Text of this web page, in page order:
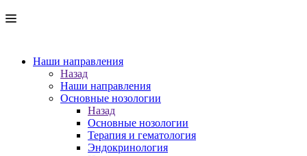
Наши направления
Назад
Наши направления
Основные нозологии
Назад
Основные нозологии
Терапия и гематология
Эндокринология